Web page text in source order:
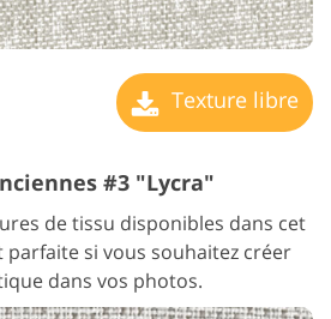
Texture libre
#3 "Lycra"
de tissu disponibles dans cet
parfaite si vous souhaitez créer
dans vos photos.